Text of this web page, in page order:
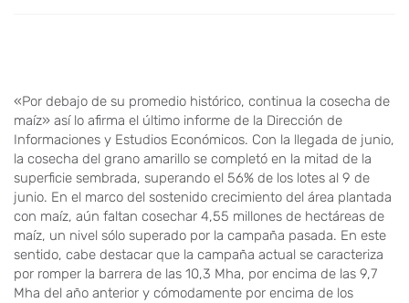
«Por debajo de su promedio histórico, continua la cosecha de
maíz» así lo afirma el último informe de la Dirección de
Informaciones y Estudios Económicos. Con la llegada de junio,
la cosecha del grano amarillo se completó en la mitad de la
superficie sembrada, superando el 56% de los lotes al 9 de
junio. En el marco del sostenido crecimiento del área plantada
con maíz, aún faltan cosechar 4,55 millones de hectáreas de
maíz, un nivel sólo superado por la campaña pasada. En este
sentido, cabe destacar que la campaña actual se caracteriza
por romper la barrera de las 10,3 Mha, por encima de las 9,7
Mha del año anterior y cómodamente por encima de los